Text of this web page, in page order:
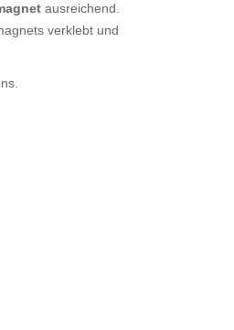
ausreichend.
verklebt und